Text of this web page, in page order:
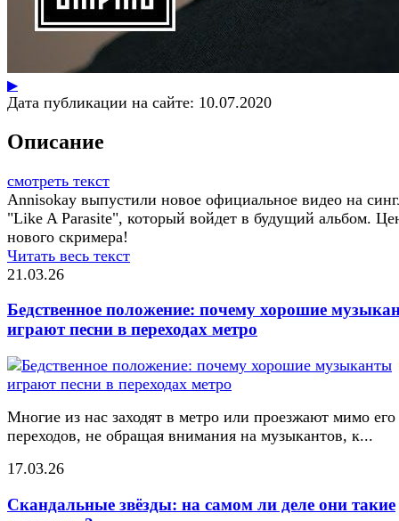
▶
Дата публикации на сайте: 10.07.2020
Описание
смотреть текст
Annisokay выпустили новое официальное видео на
"Like A Parasite", который войдет в будущий альбом.
нового скримера!
Читать весь текст
21.03.26
Бедственное положение: почему хорошие
играют песни в переходах метро
Многие из нас заходят в метро или проезжают мимо его
переходов, не обращая внимания на музыкантов, к...
17.03.26
Скандальные звёзды: на самом ли деле они такие